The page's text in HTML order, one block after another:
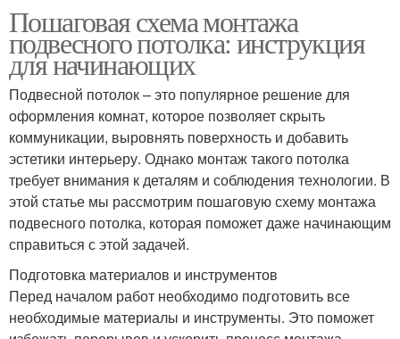
Пошаговая схема монтажа
подвесного потолка: инструкция
для начинающих
Подвесной потолок – это популярное решение для
оформления комнат, которое позволяет скрыть
коммуникации, выровнять поверхность и добавить
эстетики интерьеру. Однако монтаж такого потолка
требует внимания к деталям и соблюдения технологии. В
этой статье мы рассмотрим пошаговую схему монтажа
подвесного потолка, которая поможет даже начинающим
справиться с этой задачей.
Подготовка материалов и инструментов
Перед началом работ необходимо подготовить все
необходимые материалы и инструменты. Это поможет